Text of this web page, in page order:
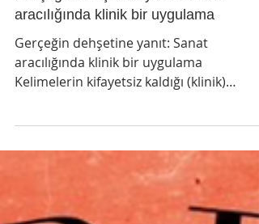
lacanyenpsikanaliz
May 16, 2023
Gerçeğin dehşetine yanıt: Sanat
Gerçeğin dehşetine yanıt: Sanat
aracılığında klinik bir uygulama
Kelimelerin kifayetsiz kaldığı (klinik)
durumlar vardır. Aşırı zorlayıcı...